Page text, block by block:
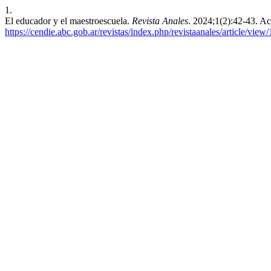
1.
El educador y el maestroescuela. Revista Anales. 2024;1(2):42-43.
https://cendie.abc.gob.ar/revistas/index.php/revistaanales/article/view/